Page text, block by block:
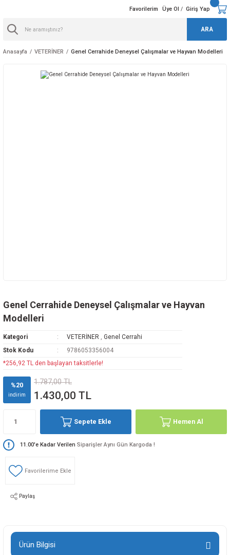
ARA
Favorilerim Üye Ol / Giriş Yap
Anasayfa VETERİNER Genel Cerrahide Deneysel Çalışmalar ve Hayvan Modelleri
Genel Cerrahide Deneysel Çalışmalar ve Hayvan
Modelleri
Kategori VETERİNER , Genel Cerrahi
Stok Kodu
9786053356004
*256,92 TL den başlayan taksitlerle!
%20
indirim
1.787,00 TL
1.430,00 TL
Sepete Ekle Hemen Al
11.00'e Kadar Verilen Siparişler Aynı Gün Kargoda !
Paylaş
Ürün Bilgisi